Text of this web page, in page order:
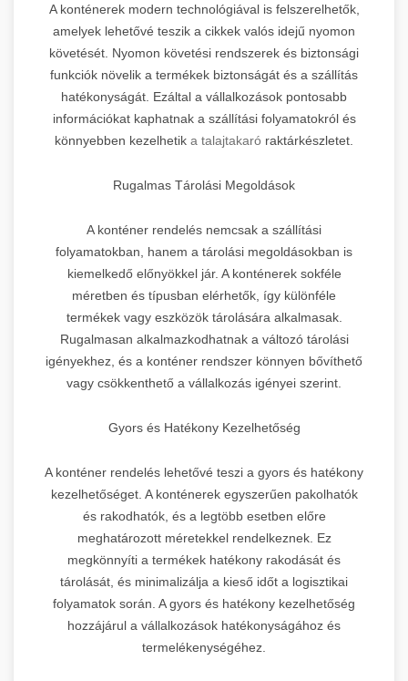
A konténerek modern technológiával is felszerelhetők,
amelyek lehetővé teszik a cikkek valós idejű nyomon
követését. Nyomon követési rendszerek és biztonsági
funkciók növelik a termékek biztonságát és a szállítás
hatékonyságát. Ezáltal a vállalkozások pontosabb
információkat kaphatnak a szállítási folyamatokról és
könnyebben kezelhetik a talajtakaró raktárkészletet.
Rugalmas Tárolási Megoldások
A konténer rendelés nemcsak a szállítási
folyamatokban, hanem a tárolási megoldásokban is
kiemelkedő előnyökkel jár. A konténerek sokféle
méretben és típusban elérhetők, így különféle
termékek vagy eszközök tárolására alkalmasak.
Rugalmasan alkalmazkodhatnak a változó tárolási
igényekhez, és a konténer rendszer könnyen bővíthető
vagy csökkenthető a vállalkozás igényei szerint.
Gyors és Hatékony Kezelhetőség
A konténer rendelés lehetővé teszi a gyors és hatékony
kezelhetőséget. A konténerek egyszerűen pakolhatók
és rakodhatók, és a legtöbb esetben előre
meghatározott méretekkel rendelkeznek. Ez
megkönnyíti a termékek hatékony rakodását és
tárolását, és minimalizálja a kieső időt a logisztikai
folyamatok során. A gyors és hatékony kezelhetőség
hozzájárul a vállalkozások hatékonyságához és
termelékenységéhez.